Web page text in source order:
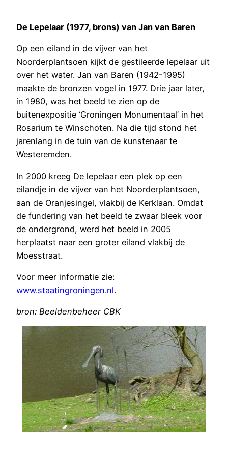
De Lepelaar (1977, brons) van Jan van Baren
Op een eiland in de vijver van het
Noorderplantsoen kijkt de gestileerde lepelaar uit
over het water. Jan van Baren (1942-1995)
maakte de bronzen vogel in 1977. Drie jaar later,
in 1980, was het beeld te zien op de
buitenexpositie ‘Groningen Monumentaal’ in het
Rosarium te Winschoten. Na die tijd stond het
jarenlang in de tuin van de kunstenaar te
Westeremden.
In 2000 kreeg De lepelaar een plek op een
eilandje in de vijver van het Noorderplantsoen,
aan de Oranjesingel, vlakbij de Kerklaan. Omdat
de fundering van het beeld te zwaar bleek voor
de ondergrond, werd het beeld in 2005
herplaatst naar een groter eiland vlakbij de
Moesstraat.
Voor meer informatie zie:
www.staatingroningen.nl.
bron: Beeldenbeheer CBK